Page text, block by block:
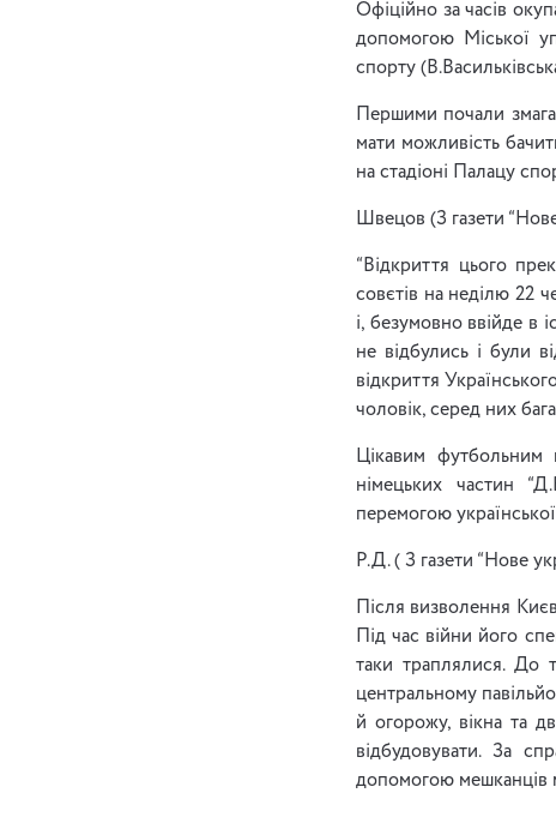
Офіційно за часів
допомогою Міської
спорту
Першими почали
мати можливість
на стадіоні Палацу
Швецов (З газети
“Відкриття цього
совєтів на неділю 22
і, безумовно ввійде в
не відбулись і були
відкриття
чоловік, серед них
Цікавим футбольним
німецьких частин
перемогою
Р.Д. ( З газети “Нове
Після визволення
Під час війни його
таки траплялися. До
центральному
й огорожу, вікна та
відбудовувати. За
допомогою мешканців